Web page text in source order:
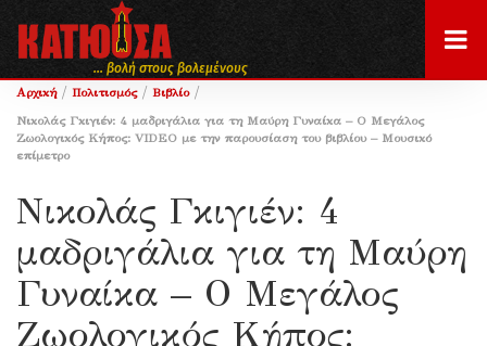
... βολή στους βολεμένους
Αρχική / Πολιτισμός / Βιβλίο /
Νικολάς Γκιγιέν: 4 μαδριγάλια για τη Μαύρη Γυναίκα – Ο Μεγάλος
Ζωολογικός Κήπος: VIDEO με την παρουσίαση του βιβλίου – Μουσικό
επίμετρο
Νικολάς Γκιγιέν: 4
μαδριγάλια για τη Μαύρη
Γυναίκα – Ο Μεγάλος
Ζωολογικός Κήπος: